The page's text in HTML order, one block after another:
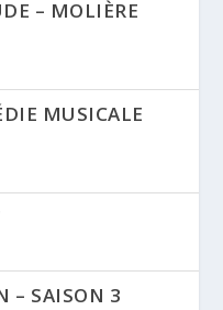
– MOLIÈRE
MUSICALE
– SAISON 3